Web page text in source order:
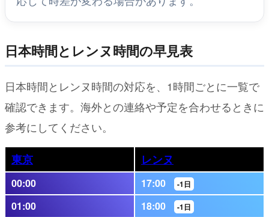
日本時間とレンヌ時間の早見表
日本時間とレンヌ時間の対応を、1時間ごとに一覧で
確認できます。海外との連絡や予定を合わせるときに
参考にしてください。
東京 レンヌ
00:00 17:00 -1日
01:00 18:00 -1日